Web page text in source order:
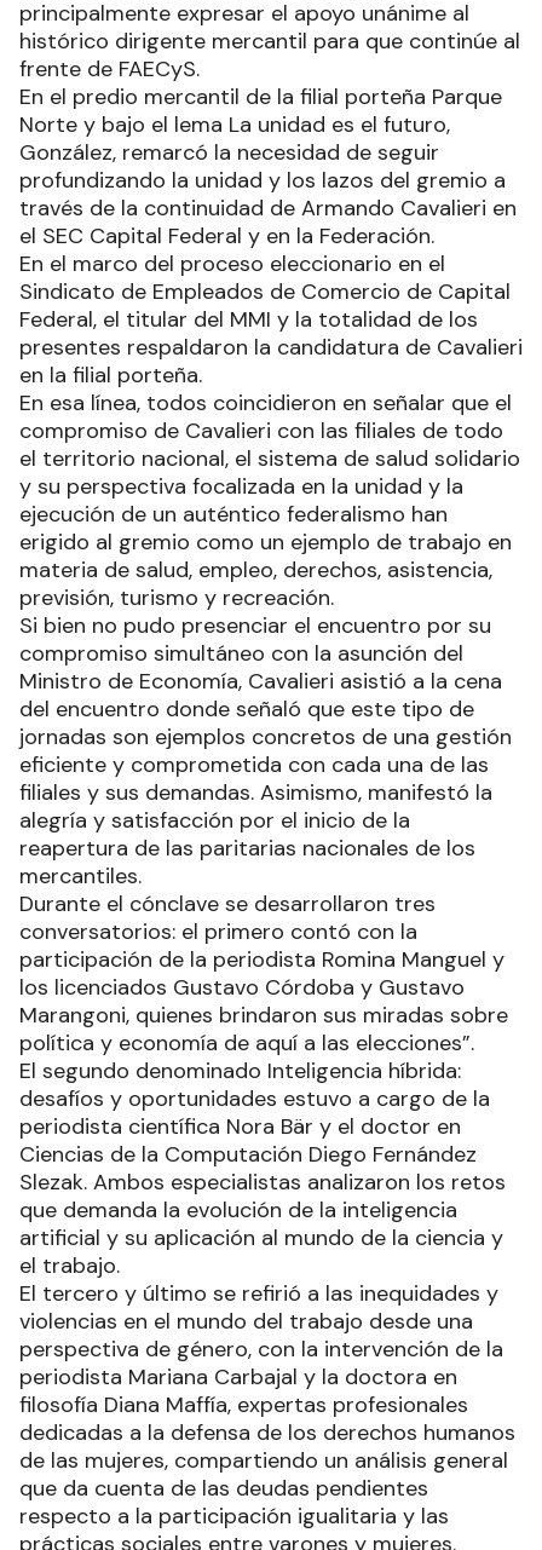
principalmente expresar el apoyo unánime al
histórico dirigente mercantil para que continúe al
frente de FAECyS.
En el predio mercantil de la filial porteña Parque
Norte y bajo el lema La unidad es el futuro,
González, remarcó la necesidad de seguir
profundizando la unidad y los lazos del gremio a
través de la continuidad de Armando Cavalieri en
el SEC Capital Federal y en la Federación.
En el marco del proceso eleccionario en el
Sindicato de Empleados de Comercio de Capital
Federal, el titular del MMI y la totalidad de los
presentes respaldaron la candidatura de Cavalieri
en la filial porteña.
En esa línea, todos coincidieron en señalar que el
compromiso de Cavalieri con las filiales de todo
el territorio nacional, el sistema de salud solidario
y su perspectiva focalizada en la unidad y la
ejecución de un auténtico federalismo han
erigido al gremio como un ejemplo de trabajo en
materia de salud, empleo, derechos, asistencia,
previsión, turismo y recreación.
Si bien no pudo presenciar el encuentro por su
compromiso simultáneo con la asunción del
Ministro de Economía, Cavalieri asistió a la cena
del encuentro donde señaló que este tipo de
jornadas son ejemplos concretos de una gestión
eficiente y comprometida con cada una de las
filiales y sus demandas. Asimismo, manifestó la
alegría y satisfacción por el inicio de la
reapertura de las paritarias nacionales de los
mercantiles.
Durante el cónclave se desarrollaron tres
conversatorios: el primero contó con la
participación de la periodista Romina Manguel y
los licenciados Gustavo Córdoba y Gustavo
Marangoni, quienes brindaron sus miradas sobre
política y economía de aquí a las elecciones”.
El segundo denominado Inteligencia híbrida:
desafíos y oportunidades estuvo a cargo de la
periodista científica Nora Bär y el doctor en
Ciencias de la Computación Diego Fernández
Slezak. Ambos especialistas analizaron los retos
que demanda la evolución de la inteligencia
artificial y su aplicación al mundo de la ciencia y
el trabajo.
El tercero y último se refirió a las inequidades y
violencias en el mundo del trabajo desde una
perspectiva de género, con la intervención de la
periodista Mariana Carbajal y la doctora en
filosofía Diana Maffía, expertas profesionales
dedicadas a la defensa de los derechos humanos
de las mujeres, compartiendo un análisis general
que da cuenta de las deudas pendientes
respecto a la participación igualitaria y las
prácticas sociales entre varones y mujeres.